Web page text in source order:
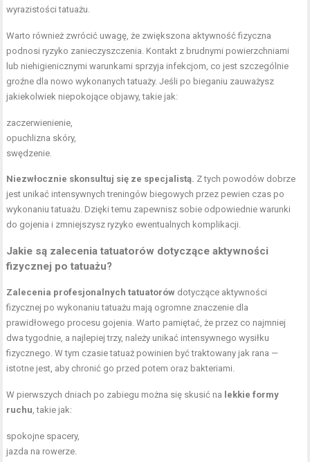
wyrazistości tatuażu.
Warto również zwrócić uwagę, że zwiększona aktywność fizyczna
podnosi ryzyko zanieczyszczenia. Kontakt z brudnymi powierzchniami
lub niehigienicznymi warunkami sprzyja infekcjom, co jest szczególnie
groźne dla nowo wykonanych tatuaży. Jeśli po bieganiu zauważysz
jakiekolwiek niepokojące objawy, takie jak:
zaczerwienienie,
opuchlizna skóry,
swędzenie.
Niezwłocznie skonsultuj się ze specjalistą. Z tych powodów dobrze
jest unikać intensywnych treningów biegowych przez pewien czas po
wykonaniu tatuażu. Dzięki temu zapewnisz sobie odpowiednie warunki
do gojenia i zmniejszysz ryzyko ewentualnych komplikacji.
Jakie są zalecenia tatuatorów dotyczące aktywności
fizycznej po tatuażu?
Zalecenia profesjonalnych tatuatorów dotyczące aktywności
fizycznej po wykonaniu tatuażu mają ogromne znaczenie dla
prawidłowego procesu gojenia. Warto pamiętać, że przez co najmniej
dwa tygodnie, a najlepiej trzy, należy unikać intensywnego wysiłku
fizycznego. W tym czasie tatuaż powinien być traktowany jak rana —
istotne jest, aby chronić go przed potem oraz bakteriami.
W pierwszych dniach po zabiegu można się skusić na lekkie formy
ruchu , takie jak:
spokojne spacery,
jazda na rowerze.